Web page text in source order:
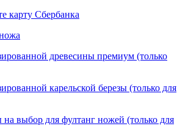
карту Сбербанка
древесины премиум (только
карельской березы (только для
выбор для фултанг ножей (только для